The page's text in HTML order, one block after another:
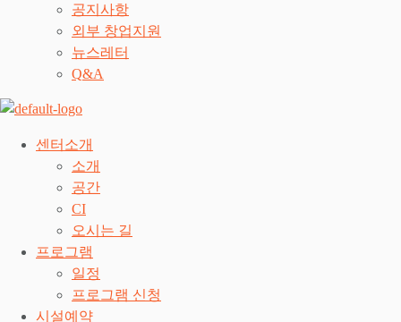
공지사항
외부 창업지원
뉴스레터
Q&A
센터소개
소개
공간
CI
오시는 길
프로그램
일정
프로그램 신청
시설예약